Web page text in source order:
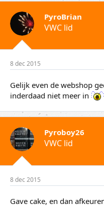
PyroBrian
VWC lid
8 dec 2015
Gelijk even de webshop
inderdaad niet meer in
Pyroboy26
VWC lid
8 dec 2015
Gave cake, en dan